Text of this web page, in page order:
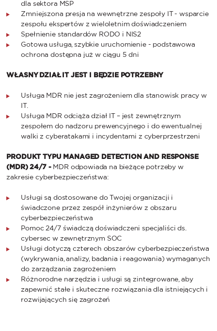
dla sektora MSP
Zmniejszona presja na wewnętrzne zespoły IT - wsparcie
zespołu ekspertów z wieloletnim doświadczeniem
Spełnienie standardów RODO i NIS2
Gotowa usługa, szybkie uruchomienie - podstawowa
ochrona dostępna już w ciągu 5 dni
WŁASNY DZIAŁ IT JEST I BĘDZIE POTRZEBNY
Usługa MDR nie jest zagrożeniem dla stanowisk pracy w
IT.
Usługa MDR odciąża dział IT – jest zewnętrznym
zespołem do nadzoru prewencyjnego i do ewentualnej
walki z cyberatakami i incydentami z cyberprzestrzeni
PRODUKT TYPU MANAGED DETECTION AND RESPONSE
(MDR) 24/7 - MDR odpowiada na bieżące potrzeby w
zakresie cyberbezpieczeństwa:
Usługi są dostosowane do Twojej organizacji i
świadczone przez zespół inżynierów z obszaru
cyberbezpieczeństwa
Pomoc 24/7 świadczą doświadczeni specjaliści ds.
cybersec w zewnętrznym SOC
Usługi dotyczą czterech obszarów cyberbezpieczeństwa
(wykrywania, analizy, badania i reagowania) wymaganych
do zarządzania zagrożeniem
Różnorodne narzędzia i usługi są zintegrowane, aby
zapewnić stałe i skuteczne rozwiązania dla istniejących i
rozwijających się zagrożeń